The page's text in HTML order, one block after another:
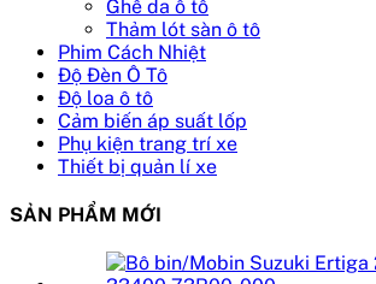
Ghế da ô tô
Thảm lót sàn ô tô
Phim Cách Nhiệt
Độ Đèn Ô Tô
Độ loa ô tô
Cảm biến áp suất lốp
Phụ kiện trang trí xe
Thiết bị quản lí xe
SẢN PHẨM MỚI